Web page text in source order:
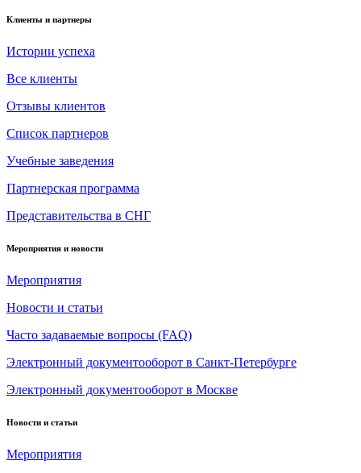
Клиенты и партнеры
Истории успеха
Все клиенты
Отзывы клиентов
Список партнеров
Учебные заведения
Партнерская программа
Представительства в СНГ
Мероприятия и новости
Мероприятия
Новости и статьи
Часто задаваемые вопросы (FAQ)
Электронный документооборот в Санкт-Петербурге
Электронный документооборот в Москве
Новости и статьи
Мероприятия